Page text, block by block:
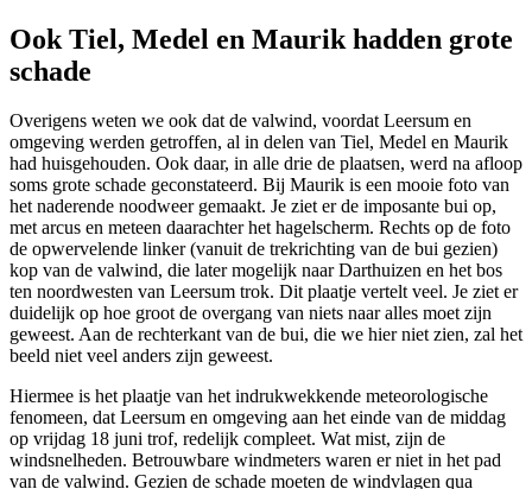
Ook Tiel, Medel en Maurik hadden grote
schade
Overigens weten we ook dat de valwind, voordat Leersum en
omgeving werden getroffen, al in delen van Tiel, Medel en Maurik
had huisgehouden. Ook daar, in alle drie de plaatsen, werd na afloop
soms grote schade geconstateerd. Bij Maurik is een mooie foto van
het naderende noodweer gemaakt. Je ziet er de imposante bui op,
met arcus en meteen daarachter het hagelscherm. Rechts op de foto
de opwervelende linker (vanuit de trekrichting van de bui gezien)
kop van de valwind, die later mogelijk naar Darthuizen en het bos
ten noordwesten van Leersum trok. Dit plaatje vertelt veel. Je ziet er
duidelijk op hoe groot de overgang van niets naar alles moet zijn
geweest. Aan de rechterkant van de bui, die we hier niet zien, zal het
beeld niet veel anders zijn geweest.
Hiermee is het plaatje van het indrukwekkende meteorologische
fenomeen, dat Leersum en omgeving aan het einde van de middag
op vrijdag 18 juni trof, redelijk compleet. Wat mist, zijn de
windsnelheden. Betrouwbare windmeters waren er niet in het pad
van de valwind. Gezien de schade moeten de windvlagen qua